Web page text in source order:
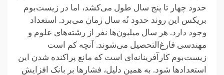
حدود چهار تا پنج سال ‏طول می‌کشد، اما در زیست‌بوم
بریکس این روند حدود نُه سال زمان می‌برد. استعداد
وجود دارد. هر سال میلیون‌ها نفر از ‏رشته‌های علوم و
مهندسی فارغ‌التحصیل می‌شوند. آنچه کم است
زیست‌بوم کارآفرینانه‌ای است که مانع پراکنده شدن این
‏استعدادها شود. به همین دلیل، فشارها بر بانک افزایش